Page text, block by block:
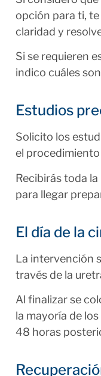
opción para ti,
claridad y
Si se requieren
indico cuáles
Estudios
Solicito los
el
Recibirás toda
para llegar
El día de la
La intervención
través de la
Al finalizar se
la mayoría de
48 horas